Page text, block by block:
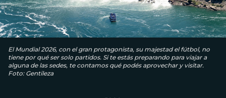
El Mundial 2026, con el gran protagonista, su majestad el fútbol, no
tiene por qué ser solo partidos. Si te estás preparando para viajar a
alguna de las sedes, te contamos qué podés aprovechar y visitar.
Foto: Gentileza